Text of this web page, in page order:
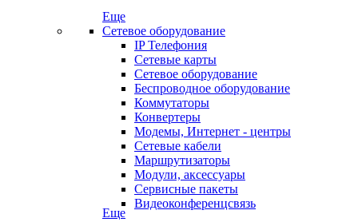
Еще
Сетевое оборудование
IP Телефония
Сетевые карты
Сетевое оборудование
Беспроводное оборудование
Коммутаторы
Конвертеры
Модемы, Интернет - центры
Сетевые кабели
Маршрутизаторы
Модули, аксессуары
Сервисные пакеты
Видеоконференцсвязь
Еще